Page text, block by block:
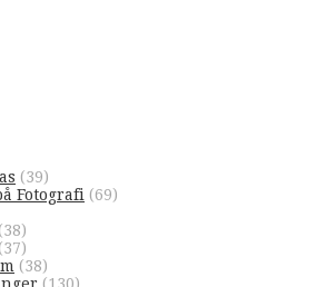
(39)
Fotografi (69)
(38)
(37)
(38)